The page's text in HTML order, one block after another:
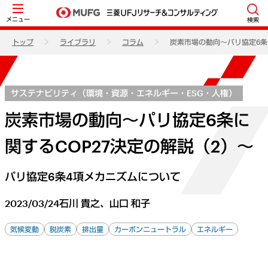
メニュー 検索
トップ ライブラリ コラム 炭素市場の動向～パリ協定6
サステナビリティ（環境・資源・エネルギー・ESG・人権）
炭素市場の動向～パリ協定6条に
関するCOP27決定の解説（2）～
パリ協定6条4項メカニズムについて
2023/03/24石川 貴之、山口 和子
気候変動 脱炭素 排出量 カーボンニュートラル エネルギー